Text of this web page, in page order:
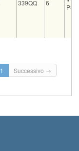
339QQ 6
1 Successivo →